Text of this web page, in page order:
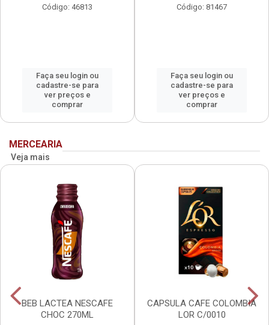
Código: 46813
Faça seu login ou
cadastre-se para
ver preços e
comprar
Código: 81467
Faça seu login ou
cadastre-se para
ver preços e
comprar
MERCEARIA
Veja mais
BEB LACTEA NESCAFE
CHOC 270ML
CAPSULA CAFE COLOMBIA
LOR C/0010